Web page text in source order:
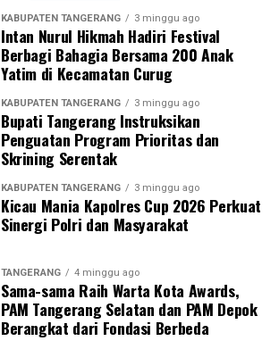
KABUPATEN TANGERANG 3 minggu ago
Intan Nurul Hikmah Hadiri Festival
Berbagi Bahagia Bersama 200 Anak
Yatim di Kecamatan Curug
KABUPATEN TANGERANG 3 minggu ago
Bupati Tangerang Instruksikan
Penguatan Program Prioritas dan
Skrining Serentak
KABUPATEN TANGERANG 3 minggu ago
Kicau Mania Kapolres Cup 2026 Perkuat
Sinergi Polri dan Masyarakat
TANGERANG 4 minggu ago
Sama-sama Raih Warta Kota Awards,
PAM Tangerang Selatan dan PAM Depok
Berangkat dari Fondasi Berbeda